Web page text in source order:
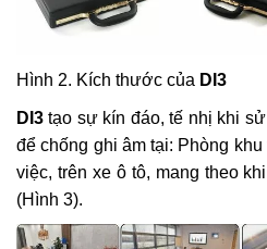
Hình 2. Kích thước của DI3
DI3 tạo sự kín đáo, tế nhị khi
để chống ghi âm tại: Phòng
việc, trên xe ô tô, mang theo
(Hình 3).